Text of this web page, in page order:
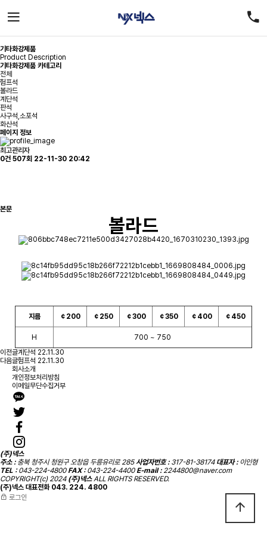
기타화강제품
Product Description
기타화강제품 카테고리
전체
험프석
볼라드
계단석
판석
사구석,소포석
화산석
페이지 정보
최고관리자
0건 507회 22-11-30 20:42
본문
볼라드
지름 ￠200 ￠250 ￠300 ￠350 ￠400 ￠450
H
700 ~ 750
이전글계단석 22.11.30
다음글험프석 22.11.30
회사소개
개인정보처리방침
이메일무단수집거부
(주)넥스
주소 : 충북 청주시 청원구 오창읍 두릉유리로 285 사업자번호 : 317-81-38174 대표자 : 이인형
TEL :043-224-4800 FAX :043-224-4400 E-mail : 2244800@naver.com
COPYRIGHT(c) 2024 (주)넥스ALL RIGHTS RESERVED.
(주)넥스 대표전화 043. 224. 4800
로그인
arrow_upward